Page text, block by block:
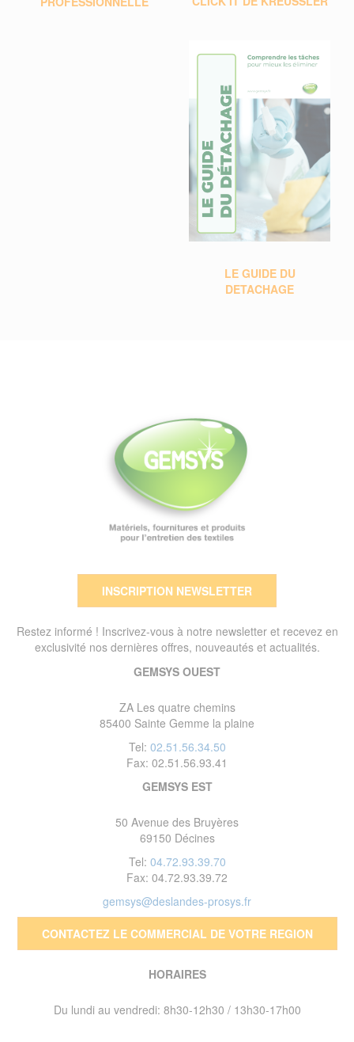
LE GUIDE DU
DETACHAGE
INSCRIPTION NEWSLETTER
Restez informé ! Inscrivez-vous à notre newsletter et recevez en
exclusivité nos dernières offres, nouveautés et actualités.
GEMSYS OUEST
ZA Les quatre chemins
85400 Sainte Gemme la plaine
Tel: 02.51.56.34.50
Fax: 02.51.56.93.41
GEMSYS EST
50 Avenue des Bruyères
69150 Décines
Tel: 04.72.93.39.70
Fax: 04.72.93.39.72
gemsys@deslandes-prosys.fr
CONTACTEZ LE COMMERCIAL DE VOTRE REGION
HORAIRES
Du lundi au vendredi: 8h30-12h30 / 13h30-17h00